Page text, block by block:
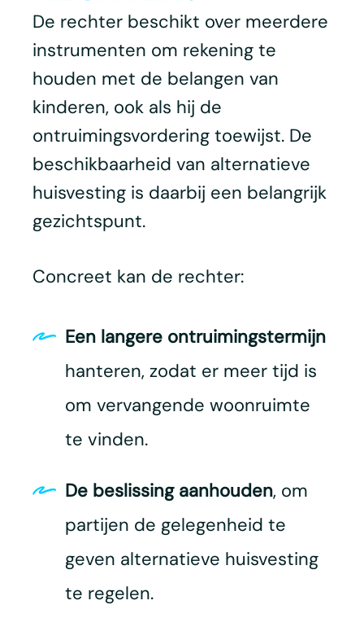
De rechter beschikt over meerdere
instrumenten om rekening te
houden met de belangen van
kinderen, ook als hij de
ontruimingsvordering toewijst. De
beschikbaarheid van alternatieve
huisvesting is daarbij een belangrijk
gezichtspunt.
Concreet kan de rechter:
Een langere ontruimingstermijn
hanteren, zodat er meer tijd is
om vervangende woonruimte
te vinden.
De beslissing aanhouden, om
partijen de gelegenheid te
geven alternatieve huisvesting
te regelen.